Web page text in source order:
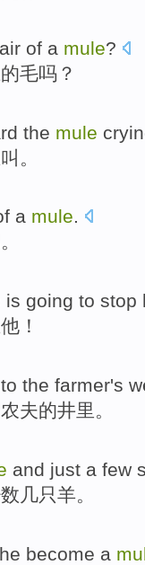
of a mule?
的毛吗？
the mule
。
a mule.
。
is going to stop
他 ！
the farmer's
农夫的井里。
and just a few
几只羊。
become a